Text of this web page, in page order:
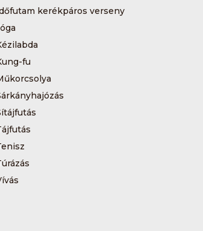
kerékpáros verseny
fu